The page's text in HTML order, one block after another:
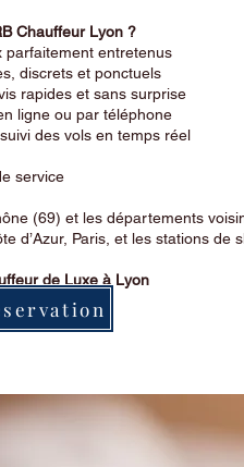
Chauffeur Lyon ?
entretenus
discrets et ponctuels
rapides et sans surprise
ligne ou par téléphone
des vols en temps réel
service
(69) et les départements
d’Azur, Paris, et les stations de
de Luxe à Lyon